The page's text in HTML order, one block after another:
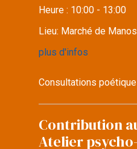
Heure : 10:00 - 13:00
Lieu: Marché de
plus d'infos
Consultations
Contribution
Atelier